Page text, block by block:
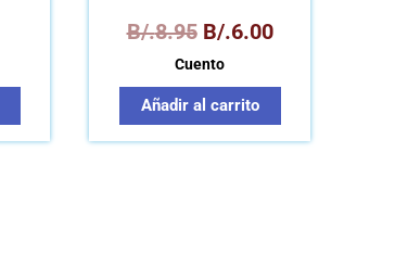
B/.8.95 B/.6.00
Cuento
Añadir al carrito